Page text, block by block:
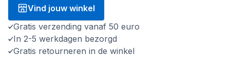
Vind jouw winkel
Gratis verzending vanaf 50 euro
In 2-5 werkdagen bezorgd
Gratis retourneren in de winkel